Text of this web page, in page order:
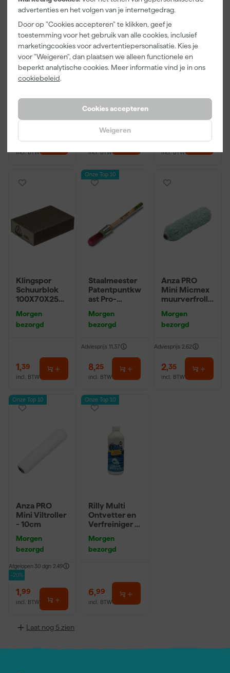
advertenties en het volgen van je internetgedrag.
Door op "Cookies accepteren" te klikken, geef je
toestemming voor het gebruik van alle cookies, inclusief
marketingcookies voor advertentiepersonalisatie. Kies je
voor "Weigeren", dan plaatsen we alleen functionele en
beperkt analytische cookies. Meer informatie vind je in ons
cookiebeleid.
Cookies accepteren
Weigeren
Little Greene
Absolute Matt
- op kleur
gemengd -
bezorgd
13,50
incl. BTW
Kip Tape
3308-24
bezorgd
6,50
incl. BTW
Go!Paint Roll
And Go
Verfbak -
bezorgd
3,99
incl. BTW
Klingspor
Schuurblok
100X70X25m
P220
Morgen
bezorgd
1,39
incl. BTW
Onze Top 10
Staalmeester
Patentpuntkw
ast Pro-
10 (2cm)
Morgen
bezorgd
Adviesprijs 11,37
8,25
incl. BTW
Anza PRO
Mini Micmex
muurverfrolle
Morgen
bezorgd
Adviesprijs 2,62
2,35
incl. BTW
Onze Top 10
Anza PRO
Mini Viltroller
- 10cm
Morgen
bezorgd
Afgelopen 30 dgn 2,49
-20%
1,99
incl. BTW
Onze Top 10
Rilly Multi
Ontvetter en
Verfreiniger –
Morgen
bezorgd
6,99
incl. BTW
Laat nog 5 zien